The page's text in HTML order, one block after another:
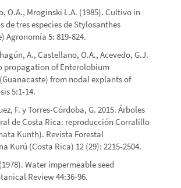
O.A., Mroginski L.A. (1985). Cultivo in
de tres especies de Stylosanthes
Agronomía 5: 819-824.
A., Castellano, O.A., Acevedo, G.J.
propagation of Enterolobium
from nodal explants of
5:1-14.
F. y Torres-Córdoba, G. 2015. Árboles
de Costa Rica: reproducción Corralillo
Kunth). Revista Forestal
Kurú (Costa Rica) 12 (29): 2215-2504.
Water impermeable seed
Review 44:36-96.